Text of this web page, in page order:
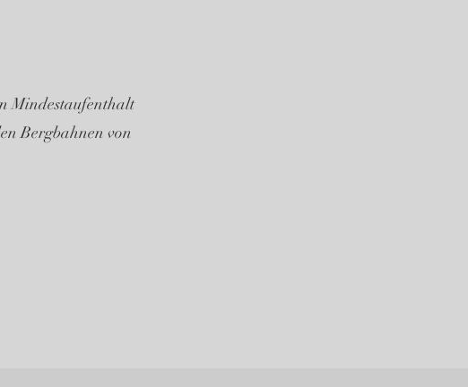
Mindestaufenthalt
Bergbahnen von